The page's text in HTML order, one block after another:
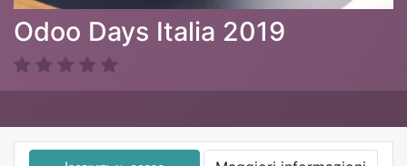
Odoo Days Italia 2019